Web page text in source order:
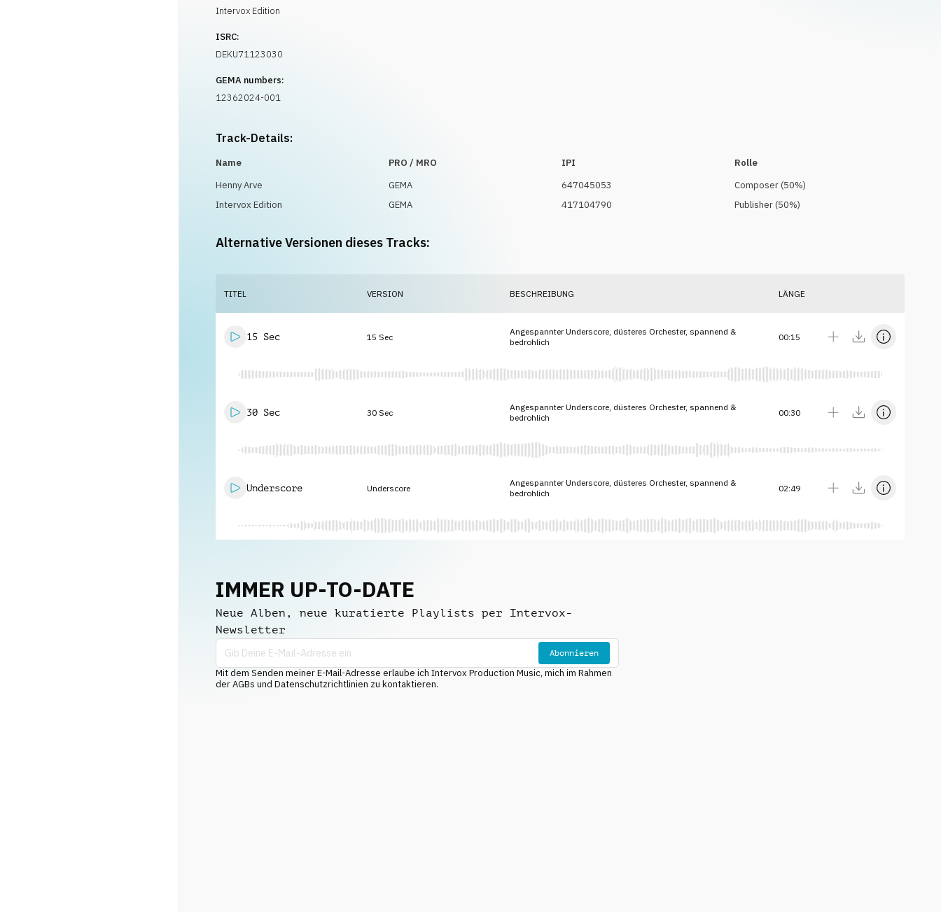
Intervox Edition
ISRC:
DEKU71123030
GEMA numbers:
12362024-001
Track-Details:
Name PRO / MRO IPI
Rolle
Henny Arve
GEMA 647045053 Composer(50%)
Intervox Edition
GEMA 417104790 Publisher(50%)
Alternative Versionen dieses Tracks:
TITEL VERSION BESCHREIBUNG LÄNGE
15 Sec 15 Sec
Angespannter Underscore, düsteres Orchester, spannend &
bedrohlich
00:15
30 Sec 30 Sec
Angespannter Underscore, düsteres Orchester, spannend &
bedrohlich
00:30
Underscore Underscore
Angespannter Underscore, düsteres Orchester, spannend &
bedrohlich
02:49
IMMER UP-TO-DATE
Neue Alben, neue kuratierte Playlists per Intervox-
Newsletter
Abonnieren
Mit dem Senden meiner E-Mail-Adresse erlaube ich Intervox Production Music, mich im Rahmen
der AGBs und Datenschutzrichtlinien zu kontaktieren.